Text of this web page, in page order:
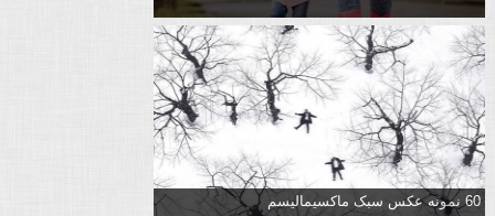
60 نمونه عکس سبک ماکسیمالیسم